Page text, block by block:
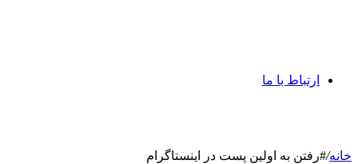
ارتباط با ما
خانه/#رفتن به اولین پست در اینستاگرام